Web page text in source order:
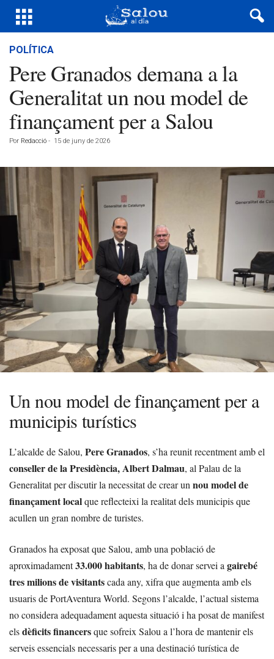
POLÍTICA
Pere Granados demana a la
Generalitat un nou model de
finançament per a Salou
Por Redacció - 15 de juny de 2026
Un nou model de finançament per a
municipis turístics
L’alcalde de Salou, Pere Granados, s’ha reunit recentment amb el
conseller de la Presidència, Albert Dalmau, al Palau de la
Generalitat per discutir la necessitat de crear un nou model de
finançament localque reflecteixi la realitat dels municipis que
acullen un gran nombre de turistes.
Granados ha exposat que Salou, amb una població de
aproximadament33.000 habitants, ha de donar servei a gairebé
tres milions de visitantscada any, xifra que augmenta amb els
usuaris de PortAventura World. Segons l’alcalde, l’actual sistema
no considera adequadament aquesta situació i ha posat de manifest
elsdèficits financersque sofreix Salou a l’hora de mantenir els
serveis essencials necessaris per a una destinació turística de